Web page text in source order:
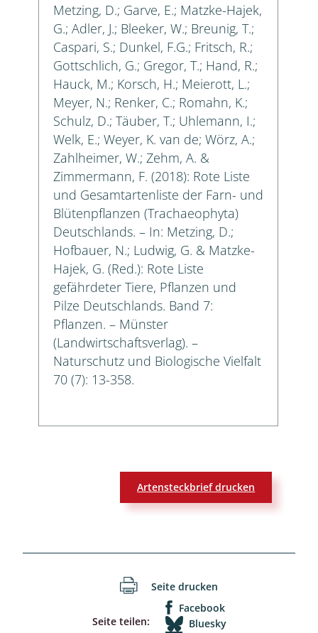
Metzing, D.; Garve, E.; Matzke-Hajek,
G.; Adler, J.; Bleeker, W.; Breunig, T.;
Caspari, S.; Dunkel, F.G.; Fritsch, R.;
Gottschlich, G.; Gregor, T.; Hand, R.;
Hauck, M.; Korsch, H.; Meierott, L.;
Meyer, N.; Renker, C.; Romahn, K.;
Schulz, D.; Täuber, T.; Uhlemann, I.;
Welk, E.; Weyer, K. van de; Wörz, A.;
Zahlheimer, W.; Zehm, A. &
Zimmermann, F. (2018): Rote Liste
und Gesamtartenliste der Farn- und
Blütenpflanzen (Trachaeophyta)
Deutschlands. – In: Metzing, D.;
Hofbauer, N.; Ludwig, G. & Matzke-
Hajek, G. (Red.): Rote Liste
gefährdeter Tiere, Pflanzen und
Pilze Deutschlands. Band 7:
Pflanzen. – Münster
(Landwirtschaftsverlag). –
Naturschutz und Biologische Vielfalt
70 (7): 13-358.
Artensteckbrief drucken
Seite drucken
Seite teilen:
Facebook
Bluesky